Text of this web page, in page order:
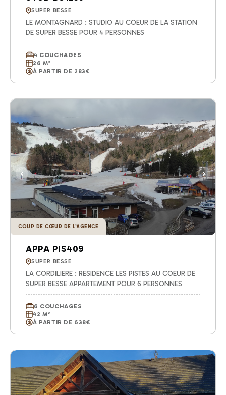
SUPER BESSE
LE MONTAGNARD : STUDIO AU COEUR DE LA STATION
DE SUPER BESSE POUR 4 PERSONNES
4 COUCHAGES
26 M²
À PARTIR DE 283€
COUP DE CŒUR DE L'AGENCE
APPA PIS409
SUPER BESSE
LA CORDILIERE : RESIDENCE LES PISTES AU COEUR DE
SUPER BESSE APPARTEMENT POUR 6 PERSONNES
6 COUCHAGES
42 M²
À PARTIR DE 638€